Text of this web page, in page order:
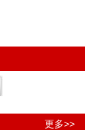
更多>>